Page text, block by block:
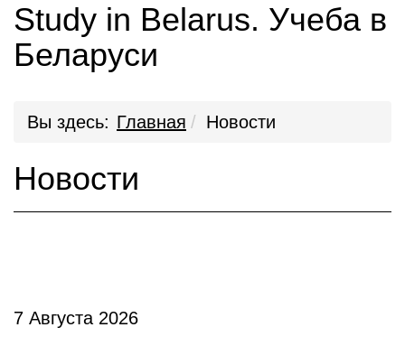
Study in Belarus. Учеба в
Беларуси
Вы здесь: Главная Новости
Новости
7 Августа 2026